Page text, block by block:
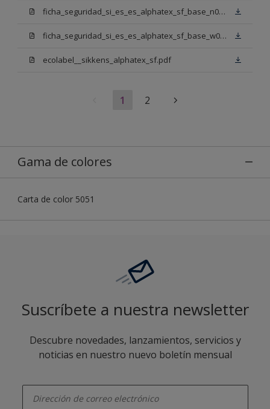
ficha_seguridad_si_es_es_alphatex_sf_base_n00.pdf
ficha_seguridad_si_es_es_alphatex_sf_base_w05.pdf
ecolabel__sikkens_alphatex_sf.pdf
1 2
Gama de colores
Carta de color 5051
Suscríbete a nuestra newsletter
Descubre novedades, lanzamientos, servicios y
noticias en nuestro nuevo boletín mensual